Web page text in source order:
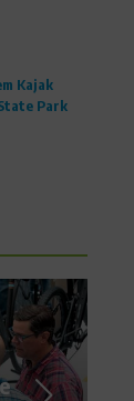
Kajak
Park